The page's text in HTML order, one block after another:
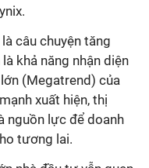
câu chuyện tăng
khả năng nhận diện
(Megatrend) của
xuất hiện, thị
nguồn lực để doanh
tương lai.